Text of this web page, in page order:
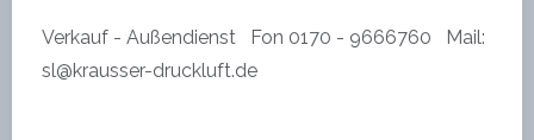
Verkauf - Außendienst Fon 0170 - 9666760 Mail:
sl@krausser-druckluft.de